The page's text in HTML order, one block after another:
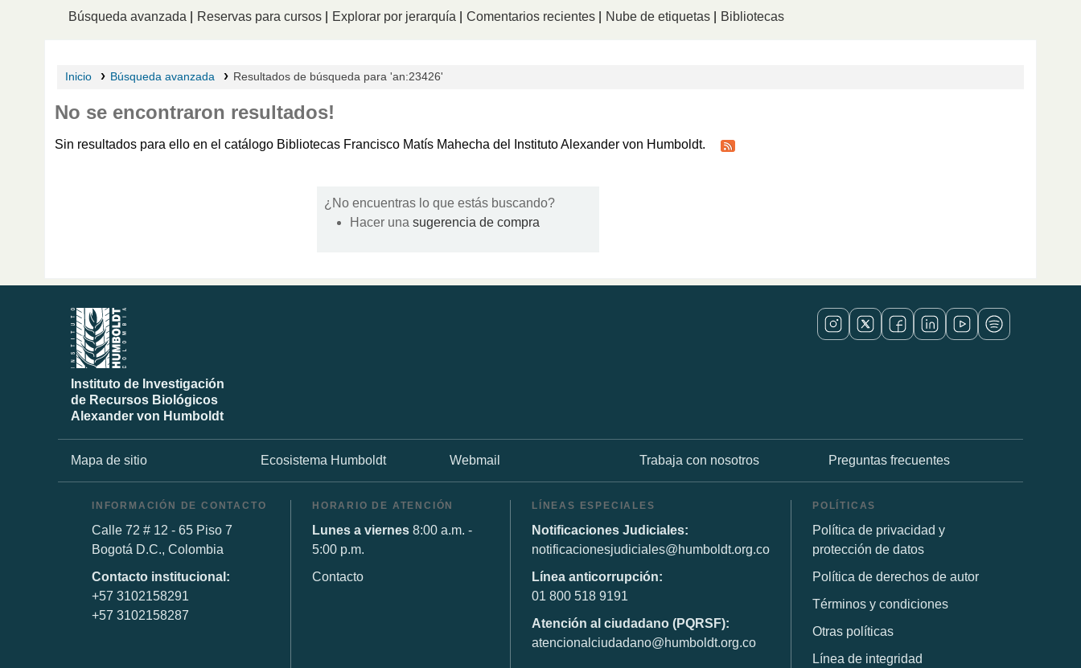
Búsqueda avanzada Reservas para cursos Explorar por jerarquía Comentarios recientes Nube de etiquetas Bibliotecas
Inicio Búsqueda avanzada Resultados de búsqueda para 'an:23426'
No se encontraron resultados!
Sin resultados para ello en el catálogo Bibliotecas Francisco Matís Mahecha del Instituto Alexander von Humboldt.
¿No encuentras lo que estás buscando?
Hacer una sugerencia de compra
Instituto de Investigación
de Recursos Biológicos
Alexander von Humboldt
Mapa de sitio Ecosistema Humboldt Webmail Trabaja con nosotros Preguntas frecuentes
INFORMACIÓN DE CONTACTO
Calle 72 # 12 - 65 Piso 7
Bogotá D.C., Colombia
Contacto institucional:
+57 3102158291
+57 3102158287
HORARIO DE ATENCIÓN
Lunes a viernes 8:00 a.m. -
5:00 p.m.
Contacto
LÍNEAS ESPECIALES
Notificaciones Judiciales:
notificacionesjudiciales@humboldt.org.co
Línea anticorrupción:
01 800 518 9191
Atención al ciudadano (PQRSF):
atencionalciudadano@humboldt.org.co
POLÍTICAS
Política de privacidad y
protección de datos
Política de derechos de autor
Términos y condiciones
Otras políticas
Línea de integridad